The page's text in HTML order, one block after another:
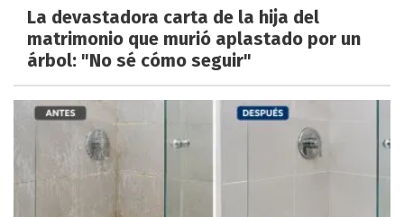
La devastadora carta de la hija del
matrimonio que murió aplastado por un
árbol: "No sé cómo seguir"